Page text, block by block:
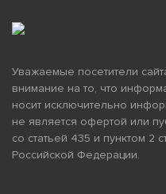
Уважаемые посетители
внимание на то, что
носит исключительно
не является офертой или
со статьей 435 и пунктом 2
Российской Федерации.